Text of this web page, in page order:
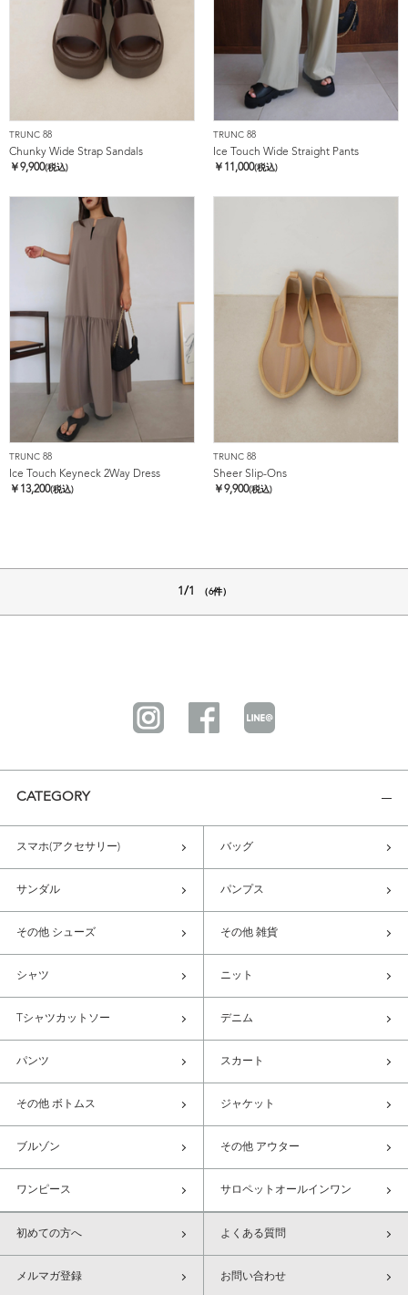
TRUNC 88
Chunky Wide Strap Sandals
￥9,900(税込)
TRUNC 88
Ice Touch Wide Straight Pants
￥ 11,000(税込)
TRUNC 88
Ice Touch Keyneck 2Way Dress
￥ 13,200(税込)
TRUNC 88
Sheer Slip-Ons
￥9,900(税込)
1/1 （6件）
CATEGORY
スマホ(アクセサリー) バッグ
サンダル パンプス
その他 シューズ その他 雑貨
シャツ ニット
Tシャツカットソー デニム
パンツ スカート
その他 ボトムス ジャケット
ブルゾン その他 アウター
ワンピース サロペットオールインワン
初めての方へ よくある質問
メルマガ登録 お問い合わせ